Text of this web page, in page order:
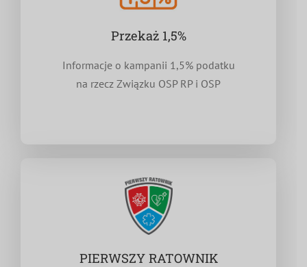
Przekaż 1,5%
Informacje o kampanii 1,5% podatku
na rzecz Związku OSP RP i OSP
PIERWSZY RATOWNIK